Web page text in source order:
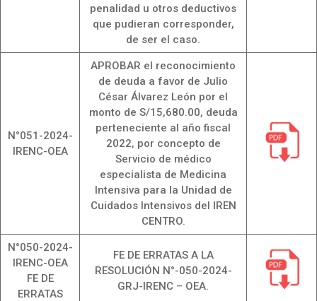
penalidad u otros deductivos
que pudieran corresponder,
de ser el caso.
N°051-2024-
IRENC-OEA
APROBAR el reconocimiento
de deuda a favor de Julio
César Álvarez León por el
monto de S/15,680.00, deuda
perteneciente al año fiscal
2022, por concepto de
Servicio de médico
especialista de Medicina
Intensiva para la Unidad de
Cuidados Intensivos del IREN
CENTRO.
N°050-2024-
IRENC-OEA
FE DE
ERRATAS
FE DE ERRATAS A LA
RESOLUCIÓN N°-050-2024-
GRJ-IRENC – OEA.